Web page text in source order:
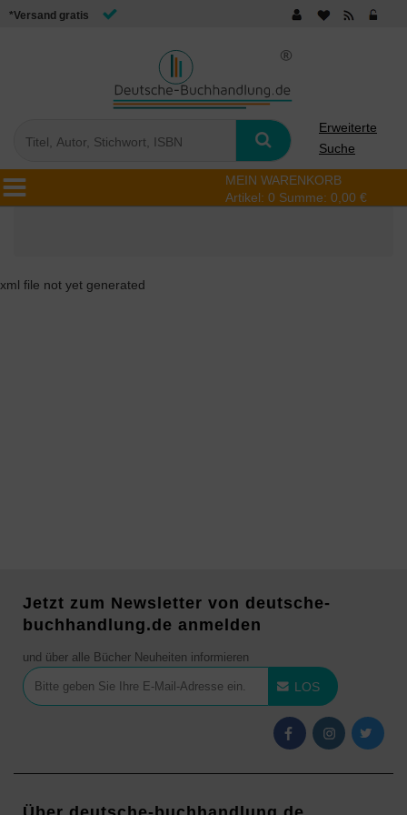
*Versand gratis
Erweiterte
Suche
MEIN WARENKORB
Artikel: 0 Summe: 0,00 €
xml file not yet generated
Jetzt zum Newsletter von deutsche-
buchhandlung.de anmelden
und über alle Bücher Neuheiten informieren
LOS